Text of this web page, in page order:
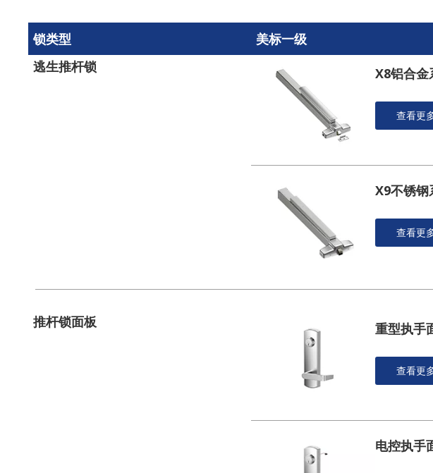
锁类型
逃生推杆锁
美标一级
X8铝合金
查看更
X9不锈钢
查看更
推杆锁面板 重型执手
查看更
电控执手